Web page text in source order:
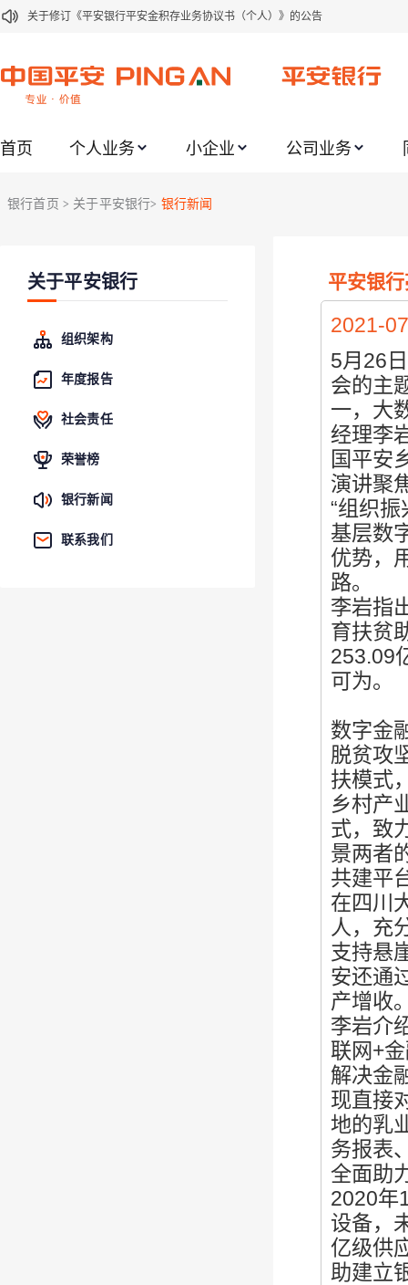
关于修订《平安银行平安金积存业务协议书（个人）》的公告
关于2021年劳动节期间代理贵金属业务风险提示的通知
关于加强代理贵金属业务风险防范的提示
关于进一步加强代理贵金属业务风险防范的提示
关于平安银行电子版信用卡更名为平安银行数字信用卡的公告
首页 个人业务 小企业 公司业务
银行首页 > 关于平安银行> 银行新闻
关于平安银行
组织架构
年度报告
社会责任
荣誉榜
银行新闻
联系我们
平安银
2021-
5月26
会的主
一，大
经理李
国平安
演讲聚
“组织
基层数
优势，
路。
李岩指
育扶贫
253.09
可为。
数字金
脱贫攻
扶模式
乡村产
式，致
景两者
共建平
在四川
人，充
支持悬
安还通
产增收
李岩介
联网+
解决金
现直接
地的乳
务报表
全面助
2020年
设备，
亿级供
助建立